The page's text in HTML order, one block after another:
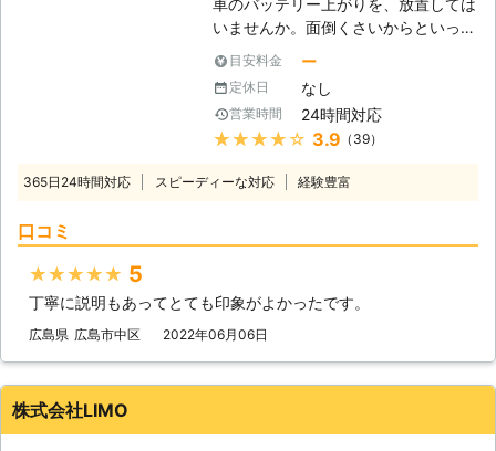
いませんか。面倒くさいからといって
バッテリー上がりを放置してしまう
と、タンク内のガソリンが固まって詰
まりを引き起こす恐れがあります。そ
のため、車のバッテリー上がりはすぐ
にでも解消する必要があるのです。
きは、「株式会社クイックキャット」
てしまったからです。車のエンジンは
バッテリー内の電気を利用して動きだ
目安料金 ー
定休日 なし
営業時間 24時間対応
★★★★★ 3.9 （39）
365日24時間対応 スピーディーな対応 経験豊富
口コミ
★★★★★ 5
丁寧に説明もあってとても印象がよかったです。
広島県 広島市中区 2022年06月06日
株式会社LIMO